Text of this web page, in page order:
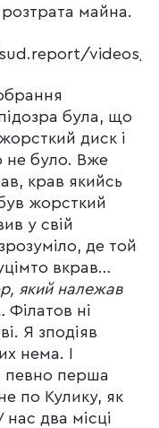
майна.
videos/
була, що
диск і
не було. Вже
крав якийсь
жорсткий
у свій
де той
вкрав…
який належав
Філатов ні
Я зподіяв
нема. І
певно перша
по Кулику, як
два місці